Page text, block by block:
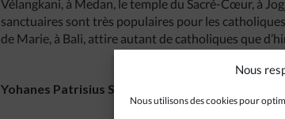
Nous
Nous utilisons des cookies pour
Vélangkani, à Medan, le temple du Sacré-Cœur, à
sanctuaires sont très populaires pour les
de Marie, à Bali, attire autant de catholiques que
Yohanes Patrisius Suryadi, prêtre étudiant aux